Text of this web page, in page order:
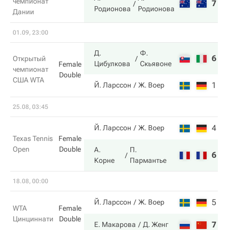
Дании
Родионова
Родионова
7
01.09, 23:00
Открытый
чемпионат
США WTA
Female
Double
Д.
Цибулкова
Ф.
Скьявоне
6
Й. Ларссон Ж. Воер 1
25.08, 03:45
Texas Tennis
Open
Female
Double
Й. Ларссон Ж. Воер 4
А.
Корне
П.
Пармантье
6
18.08, 00:00
WTA
Цинциннати
Female
Double
Й. Ларссон Ж. Воер 5
Е. Макарова Д. Женг 7